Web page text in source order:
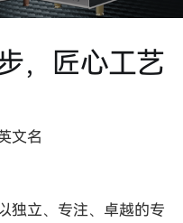
，匠心工艺
文名
独立、专注、卓越的专